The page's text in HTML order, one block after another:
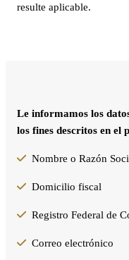
resulte aplicable.
Le informamos los
los fines descritos en el
Nombre o Razón
Domicilio fiscal
Registro Federal de
Correo electrónico